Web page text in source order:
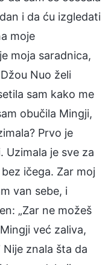
i da ću izgledati
moje
moja saradnica,
Nuo želi
sam kako me
obučila Mingji,
Prvo je
Uzimala je sve za
ičega. Zar moj
van sebe, i
„Zar ne možeš
već zaliva,
znala šta da